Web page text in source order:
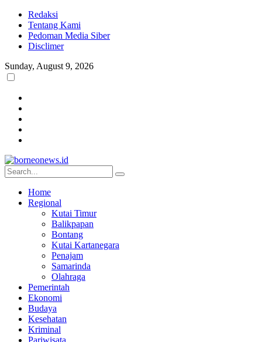
Redaksi
Tentang Kami
Pedoman Media Siber
Disclimer
Sunday, August 9, 2026
Home
Regional
Kutai Timur
Balikpapan
Bontang
Kutai Kartanegara
Penajam
Samarinda
Olahraga
Pemerintah
Ekonomi
Budaya
Kesehatan
Kriminal
Pariwisata